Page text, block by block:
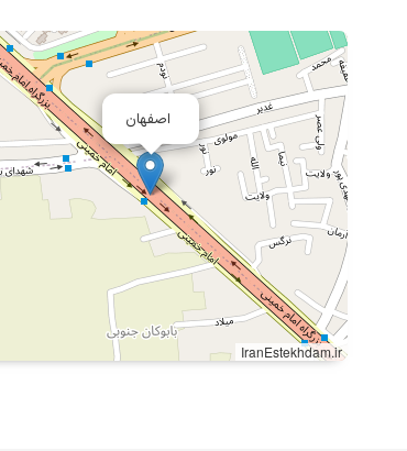
اصفهان
IranEstekhdam.ir